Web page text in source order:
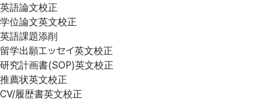
英語論文校正
学位論文英文校正
英語課題添削
留学出願エッセイ英文校正
研究計画書(SOP)英文校正
推薦状英文校正
CV/履歴書英文校正